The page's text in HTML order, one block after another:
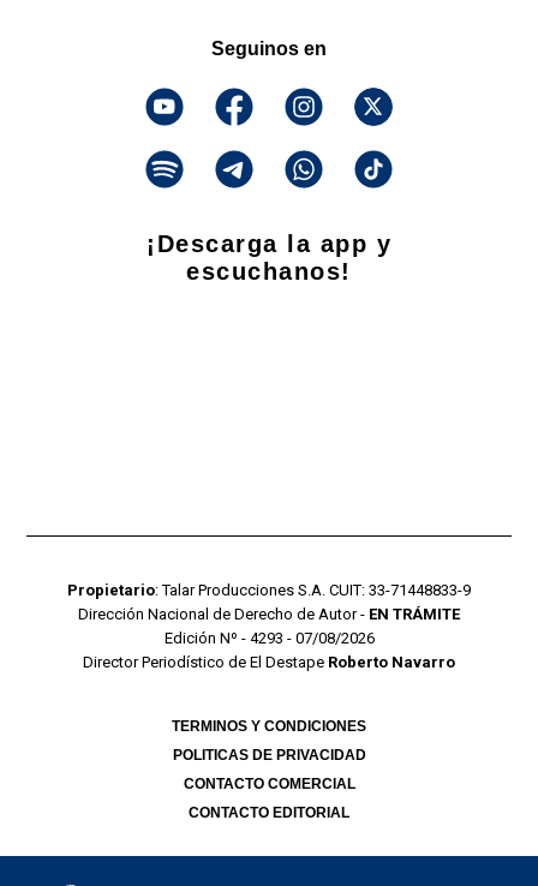
Seguinos en
¡Descarga la app y
escuchanos!
Propietario: Talar Producciones S.A. CUIT: 33-71448833-9
Dirección Nacional de Derecho de Autor - EN TRÁMITE
Edición Nº - 4293 - 07/08/2026
Director Periodístico de El Destape Roberto Navarro
TERMINOS Y CONDICIONES
POLITICAS DE PRIVACIDAD
CONTACTO COMERCIAL
CONTACTO EDITORIAL